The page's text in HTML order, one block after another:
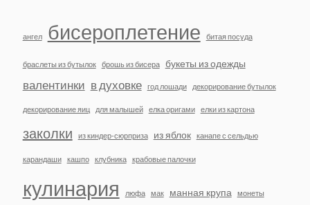
ангел бисероплетение битая посуда
браслеты из бутылок брошь из бисера букеты из одежды
валентинки в духовке год лошади декорирование бутылок
декорирование яиц для малышей елка оригами елки из картона
заколки из киндер-сюрприза из яблок канапе с сельдью
карандаши кашпо клубника крабовые палочки
кулинария люфа мак манная крупа монеты